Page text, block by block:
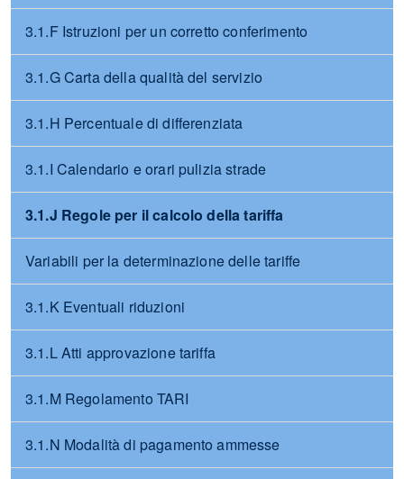
3.1.F Istruzioni per un corretto conferimento
3.1.G Carta della qualità del servizio
3.1.H Percentuale di differenziata
3.1.I Calendario e orari pulizia strade
3.1.J Regole per il calcolo della tariffa
Variabili per la determinazione delle tariffe
3.1.K Eventuali riduzioni
3.1.L Atti approvazione tariffa
3.1.M Regolamento TARI
3.1.N Modalità di pagamento ammesse